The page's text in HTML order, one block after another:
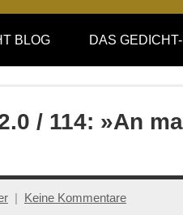
BLOG DAS
/ 114: »An
Keine Kommentare